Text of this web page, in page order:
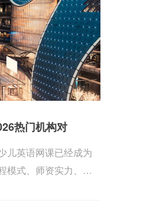
热门机构对
儿英语网课已经成为
模式、师资实力、教